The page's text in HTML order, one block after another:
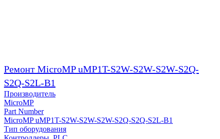
Ремонт MicroMP uMP1T-S2W-S2W-S2W-S2Q-
S2Q-S2L-B1
Производитель
MicroMP
Part Number
MicroMP uMP1T-S2W-S2W-S2W-S2Q-S2Q-S2L-B1
Тип оборудования